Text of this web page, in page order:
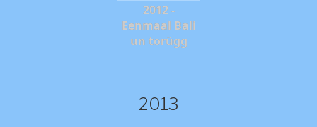
2012 -
Eenmaal Bali
un torügg
2013